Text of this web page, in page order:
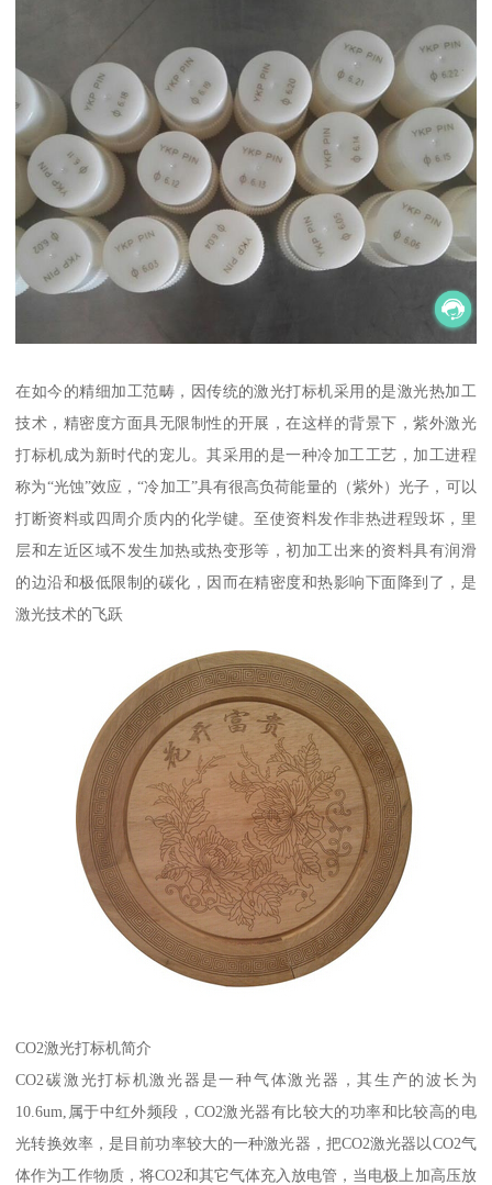
在如今的精细加工范畴，因传统的激光打标机采用的是激光热加工
技术，精密度方面具无限制性的开展，在这样的背景下，紫外激光
打标机成为新时代的宠儿。其采用的是一种冷加工工艺，加工进程
称为“光蚀”效应，“冷加工”具有很高负荷能量的（紫外）光子，可以
打断资料或四周介质内的化学键。至使资料发作非热进程毁坏，里
层和左近区域不发生加热或热变形等，初加工出来的资料具有润滑
的边沿和极低限制的碳化，因而在精密度和热影响下面降到了，是
激光技术的飞跃
CO2激光打标机简介
CO2碳激光打标机激光器是一种气体激光器，其生产的波长为
10.6um,属于中红外频段，CO2激光器有比较大的功率和比较高的电
光转换效率，是目前功率较大的一种激光器，把CO2激光器以CO2气
体作为工作物质，将CO2和其它气体充入放电管，当电极上加高压放